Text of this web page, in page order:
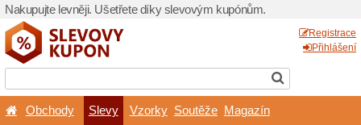
Nakupujte levněji.